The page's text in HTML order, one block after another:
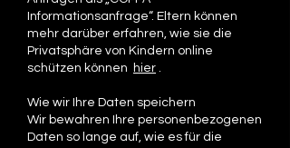
Informationsanfrage“. Eltern können
mehr darüber erfahren, wie sie die
Privatsphäre von Kindern online
schützen können
hier .
Wie wir Ihre Daten speichern
Wir bewahren Ihre personenbezogenen
Daten so lange auf, wie es für die